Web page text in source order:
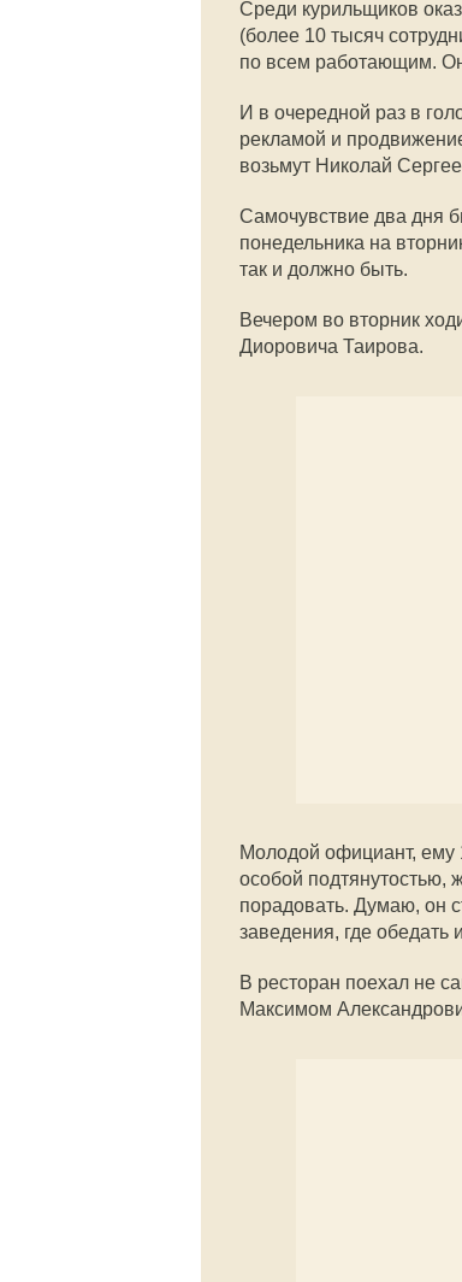
Среди курильщиков
(более 10 тысяч
по всем работающим.
И в очередной раз в
рекламой и
возьмут Николай
Самочувствие два дня
понедельника на
так и должно быть.
Вечером во вторник
Диоровича Таирова.
Молодой официант, ему
особой подтянутостью,
порадовать. Думаю, он
заведения, где обедать
В ресторан поехал не
Максимом